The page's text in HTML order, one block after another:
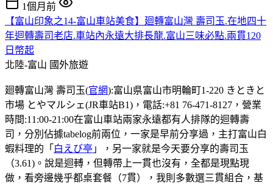
1個月前
【富山印象之14-富山車站美食】廻轉富山灣 壽司玉.在地四十
年迴轉壽司老店.車站內永遠大排長龍.富山三味必點.兩貫120
日幣起
北陸-富山 國外旅遊
廻轉富山灣 壽司玉(官網):富山県富山市明輪町1-220 きときと
市場 とやマルシェ(JR車站B1)，電話:+81 76-471-8127，營業
時間:11:00-21:00在富山車站兩家永遠都有人排隊的迴轉壽
司，分別佔據tabelog前兩位，一家是早前分享過，主打富山白
蝦料理的「 白えび亭 」，另一家就是今天要分享的壽司玉
（3.61)。說是迴𨍭，但轉帶上一貫也沒有，全都是現點現
做，看旁邊幾乎都桌套餐（7貫），我則多數選三貫組合，基